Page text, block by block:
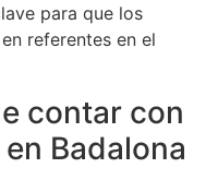
para que los
referentes en el
contar con
Badalona